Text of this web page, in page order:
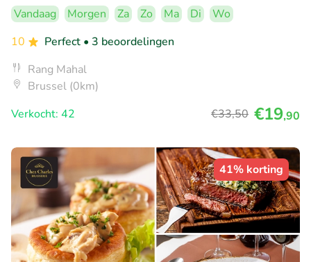
Vandaag Morgen Za Zo Ma Di
Wo
10
Perfect • 3 beoordelingen
Rang Mahal
Brussel (0km)
Verkocht: 42
€33,50 €19,90
41% korting